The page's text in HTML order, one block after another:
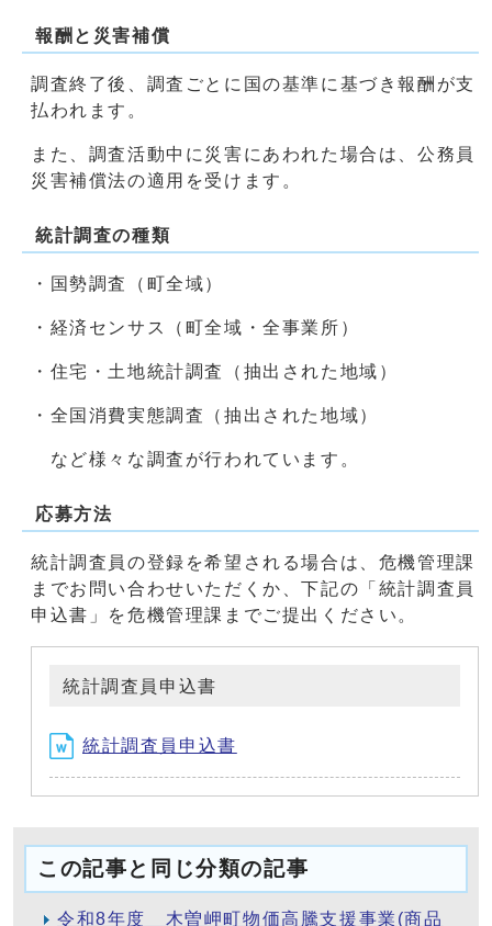
報酬と災害補償
調査終了後、調査ごとに国の基準に基づき報酬が支
払われます。
また、調査活動中に災害にあわれた場合は、公務員
災害補償法の適用を受けます。
統計調査の種類
・国勢調査（町全域）
・経済センサス（町全域・全事業所）
・住宅・土地統計調査（抽出された地域）
・全国消費実態調査（抽出された地域）
など様々な調査が行われています。
応募方法
統計調査員の登録を希望される場合は、危機管理課
までお問い合わせいただくか、下記の「統計調査員
申込書」を危機管理課までご提出ください。
統計調査員申込書
統計調査員申込書
この記事と同じ分類の記事
令和8年度 木曽岬町物価高騰支援事業(商品